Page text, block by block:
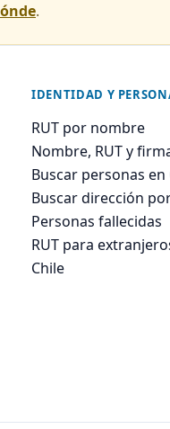
.
IDENTIDAD Y
RUT por nombre
Nombre, RUT y
Buscar personas en
Buscar dirección
Personas fallecidas
RUT para
Chile